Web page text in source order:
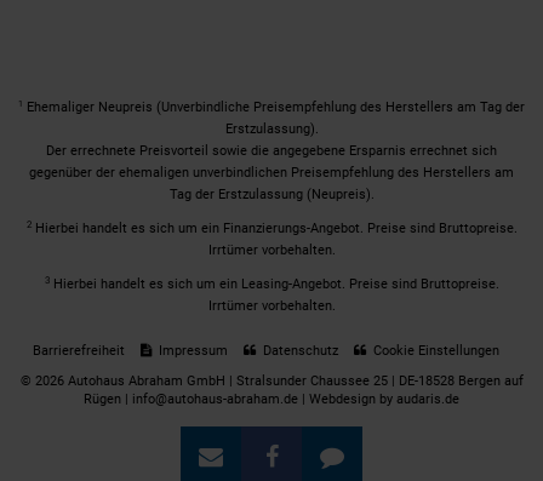
1
Ehemaliger Neupreis (Unverbindliche Preisempfehlung des Herstellers am Tag der
Erstzulassung).
Der errechnete Preisvorteil sowie die angegebene Ersparnis errechnet sich
gegenüber der ehemaligen unverbindlichen Preisempfehlung des Herstellers am
Tag der Erstzulassung (Neupreis).
2 Hierbei handelt es sich um ein Finanzierungs-Angebot. Preise sind Bruttopreise.
Irrtümer vorbehalten.
3 Hierbei handelt es sich um ein Leasing-Angebot. Preise sind Bruttopreise.
Irrtümer vorbehalten.
Barrierefreiheit Impressum Datenschutz
Cookie Einstellungen
© 2026 Autohaus Abraham GmbH | Stralsunder Chaussee 25 | DE-18528 Bergen auf
Rügen | info@autohaus-abraham.de | Webdesign by audaris.de